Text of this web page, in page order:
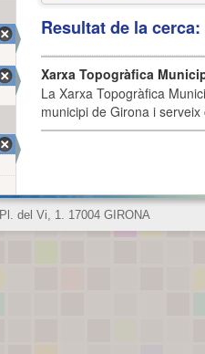
Resultat de la
Xarxa Topogràfica
La Xarxa Topogràfica
municipi de Girona i
Pl. del Vi, 1. 17004 GIRONA